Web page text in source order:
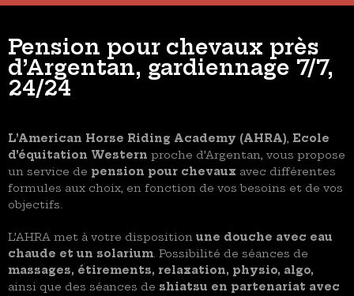
Pension pour chevaux près
d’Argentan, gardiennage 7/7,
24/24
L’American Horse Riding Academy (AHRA), Ecole
d’équitation Western proche d’Argentan, vous propose
un service de pension pour chevaux avec différentes
formules aux choix, en fonction de vos besoins et de vos
objectifs.
L’AHRA met à votre disposition une douche avec eau
chaude et un solarium . Possibilité de séances de
massages, étirements, relaxation, physio, algo,
ainsi que des séances de shiatsu en partenariat avec